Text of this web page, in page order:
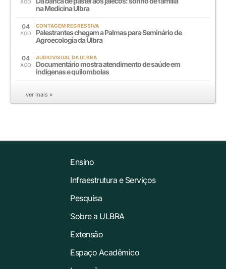
AGO
na Medicina Ulbra
04
AGO
CONTAGEM REGRESSIVA
Palestrantes chegam a Palmas para Seminário de
Agroecologia da Ulbra
04
AGO
AUDIOVISUAL DA ULBRA
Documentário mostra atendimento de saúde em
indígenas e quilombolas
ver mais »
Ensino
Infraestrutura e Serviços
Pesquisa
Sobre a ULBRA
Extensão
Espaço Acadêmico